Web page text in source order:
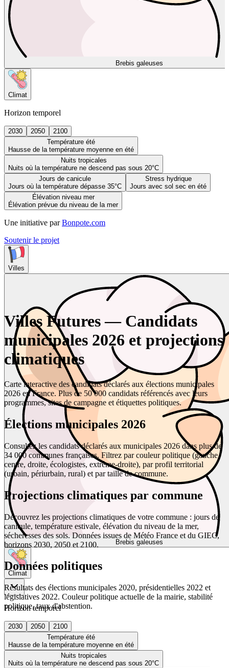
Brebis galeuses
Climat
Horizon temporel
2030 2050
2100
Température été
Hausse de la température moyenne en été
Nuits tropicales
Nuits où la température ne descend pas sous 20°C
Jours de canicule
Jours où la température dépasse 35°C
Stress hydrique
Jours avec sol sec en été
Élévation niveau mer
Élévation prévue du niveau de la mer
Une initiative par Bonpote.com
Soutenir le projet
Villes
Brebis galeuses
Climat
Horizon temporel
2030 2050
2100
Température été
Hausse de la température moyenne en été
Nuits tropicales
Nuits où la température ne descend pas sous 20°C
Villes Futures — Candidats
municipales 2026 et projections
climatiques
Carte interactive des candidats déclarés aux élections municipales
2026 en France. Plus de 50 000 candidats référencés avec leurs
programmes, sites de campagne et étiquettes politiques.
Élections municipales 2026
Consultez les candidats déclarés aux municipales 2026 dans plus de
34 000 communes françaises. Filtrez par couleur politique (gauche,
centre, droite, écologistes, extrême-droite), par profil territorial
(urbain, périurbain, rural) et par taille de commune.
Projections climatiques par commune
Découvrez les projections climatiques de votre commune : jours de
canicule, température estivale, élévation du niveau de la mer,
sécheresses des sols. Données issues de Météo France et du GIEC,
horizons 2030, 2050 et 2100.
Données politiques
Résultats des élections municipales 2020, présidentielles 2022 et
législatives 2022. Couleur politique actuelle de la mairie, stabilité
politique, taux d'abstention.